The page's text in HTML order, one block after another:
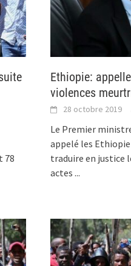
78
Ethiopie:
violences
28 octobre 2019
Le Premier
appelé les
traduire en justice
actes...